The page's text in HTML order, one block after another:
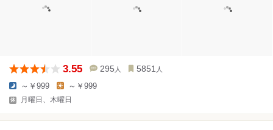
3.55 295 人 5851 人
～￥999 ～￥999
月曜日、木曜日